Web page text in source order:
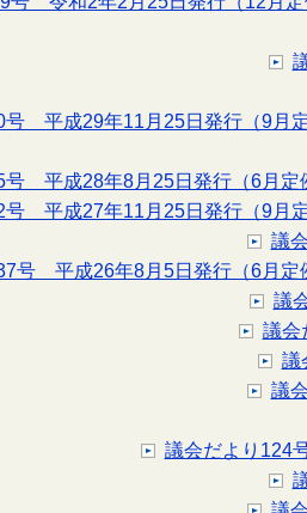
号 平成29年11月25日発行（9月定
号 平成28年8月25日発行（6月定
号 平成27年11月25日発行（9月定
議
号 平成26年8月5日発行（6月定
議
議会
議
議
議会だより124